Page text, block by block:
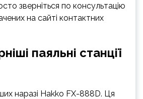
зверніться по консультацію
на сайті контактних
паяльні станції
наразі Hakko FX-888D. Ця